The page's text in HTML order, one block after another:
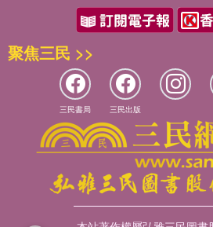
家人一起感受科學奧妙的最佳讀物！
──「我最愛哆啦A夢了！」粉絲團團長
書中內容結合了科學百科，是極具教育
品，讓讀者可以從漫畫世界中了解到哆
關知識，極適合中小學學生閱讀。
──「哆啦A夢台灣粉絲團」團長
漫畫：地底的太陽能乾冰源
◎優秀的能源！好好利用太陽的力量吧
陽光電系統 ◎太陽能發電的未來前景如
★水力能源
漫畫：強力電池
◎自古以來廣受愛用的水力能源！ ◎自
漫畫：「芭蕉扇」的使用方法
◎善用各種風車的風力發電
聚焦三民 >>
三民書局 三民出版